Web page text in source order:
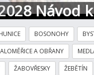
Návod
BOSONOHY
A OBŘANY
ŽABOVŘESKY ŽEBĚTÍN